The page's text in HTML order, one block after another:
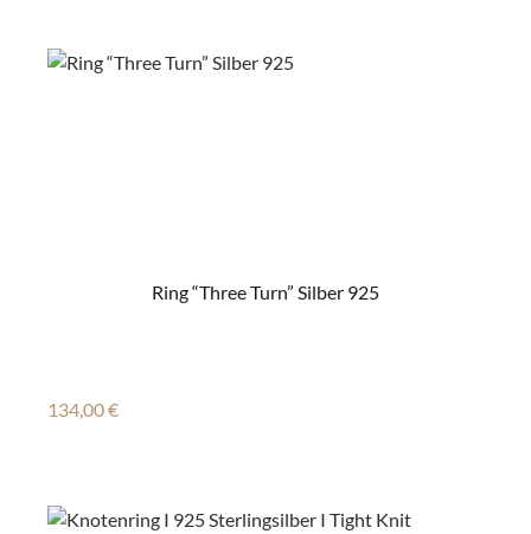
Ring “Three Turn” Silber 925
Regulärer Preis:
134,00 €